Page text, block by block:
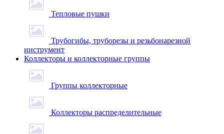
Тепловые пушки
Трубогибы, труборезы и резьбонарезной
инструмент
Коллекторы и коллекторные группы
Группы коллекторные
Коллекторы распределительные